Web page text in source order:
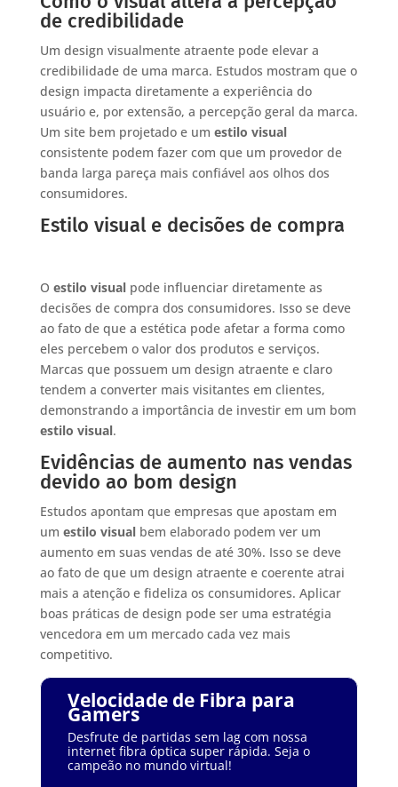
de credibilidade
Um design visualmente atraente pode elevar a
credibilidade de uma marca. Estudos mostram que o
design impacta diretamente a experiência do
usuário e, por extensão, a percepção geral da marca.
Um site bem projetado e um estilo visual
consistente podem fazer com que um provedor de
banda larga pareça mais confiável aos olhos dos
consumidores.
Estilo visual e decisões de compra
O estilo visualpode influenciar diretamente as
decisões de compra dos consumidores. Isso se deve
ao fato de que a estética pode afetar a forma como
eles percebem o valor dos produtos e serviços.
Marcas que possuem um design atraente e claro
tendem a converter mais visitantes em clientes,
demonstrando a importância de investir em um bom
estilo visual.
Evidências de aumento nas vendas
devido ao bom design
Estudos apontam que empresas que apostam em
um estilo visualbem elaborado podem ver um
aumento em suas vendas de até 30%. Isso se deve
ao fato de que um design atraente e coerente atrai
mais a atenção e fideliza os consumidores. Aplicar
boas práticas de design pode ser uma estratégia
vencedora em um mercado cada vez mais
competitivo.
Velocidade de Fibra para
Gamers
Desfrute de partidas sem lag com nossa
internet fibra óptica super rápida. Seja o
campeão no mundo virtual!